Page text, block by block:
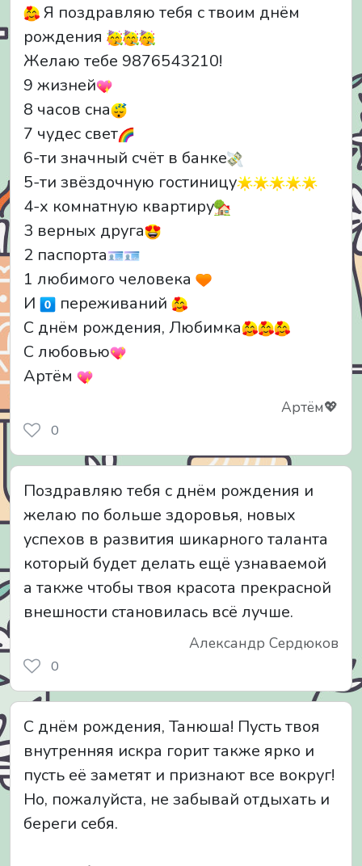
Я поздравляю тебя с твоим днём
рождения
Желаю тебе 9876543210!
9 жизней
8 часов сна
7 чудес свет
6-ти значный счёт в банке
5-ти звёздочную гостиницу
4-х комнатную квартиру
3 верных друга
2 паспорта
1 любимого человека
И
переживаний
С днём рождения, Любимка
С любовью
Артём
Артём💖
0
Поздравляю тебя с днём рождения и
желаю по больше здоровья, новых
успехов в развития шикарного таланта
который будет делать ещё узнаваемой
а также чтобы твоя красота прекрасной
внешности становилась всё лучше.
Александр Сердюков
0
С днём рождения, Танюша! Пусть твоя
внутренняя искра горит также ярко и
пусть её заметят и признают все вокруг!
Но, пожалуйста, не забывай отдыхать и
береги себя.